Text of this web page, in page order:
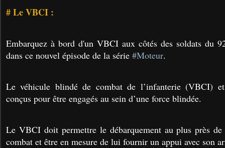
# Le VBCI :
Embarquez à bord d'un VBCI aux côtés des soldats du
dans ce nouvel épisode de la série #Moteur.
Le véhicule blindé de combat de l’infanterie (VBCI) et
conçus pour être engagés au sein d’une force blindée.
Le VBCI doit permettre le débarquement au plus près
combat et être en mesure de lui fournir un appui avec son